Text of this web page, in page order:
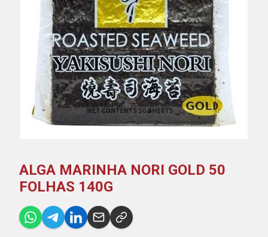
ALGA MARINHA NORI GOLD 50
FOLHAS 140G